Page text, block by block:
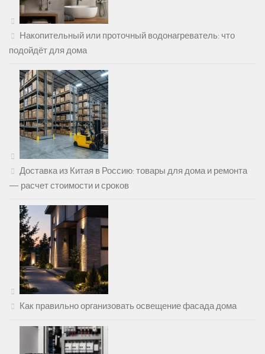
Накопительный или проточный водонагреватель: что
подойдёт для дома
Доставка из Китая в Россию: товары для дома и ремонта
— расчет стоимости и сроков
Как правильно организовать освещение фасада дома